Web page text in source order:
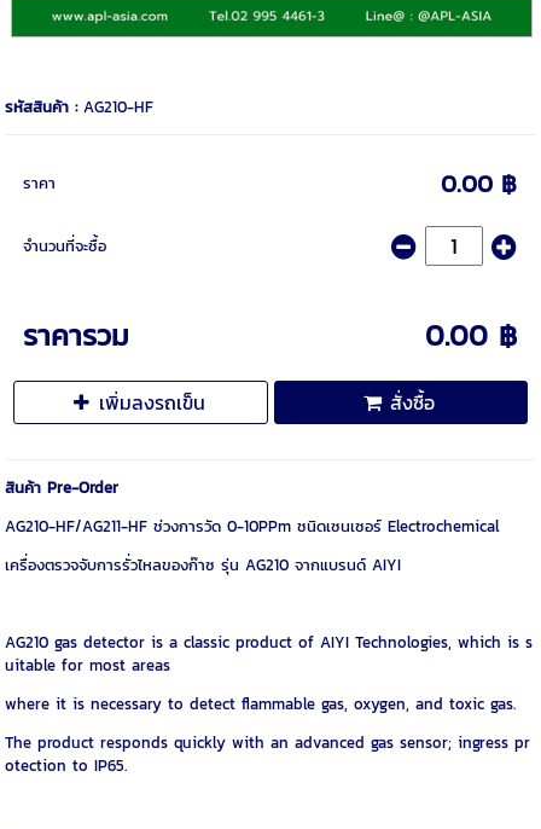
รหัสสินค้า :AG210-HF
ราคา 0.00 ฿
จำนวนที่จะซื้อ
ราคารวม 0.00 ฿
เพิ่มลงรถเข็น สั่งซื้อ
สินค้า Pre-Order
AG210-HF/AG211-HF ช่วงการวัด 0-10PPm ชนิดเซนเซอร์ Electrochemical
เครื่องตรวจจับการรั่วไหลของก๊าซ รุ่น AG210 จากแบรนด์ AIYI
AG210 gas detector is a classic product of AIYI Technologies, which is s
uitable for most areas
where it is necessary to detect flammable gas, oxygen, and toxic gas.
The product responds quickly with an advanced gas sensor; ingress pr
otection to IP65.